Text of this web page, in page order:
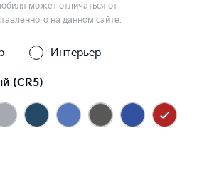
может отличаться от
на данном сайте.
Интерьер
(CR5)